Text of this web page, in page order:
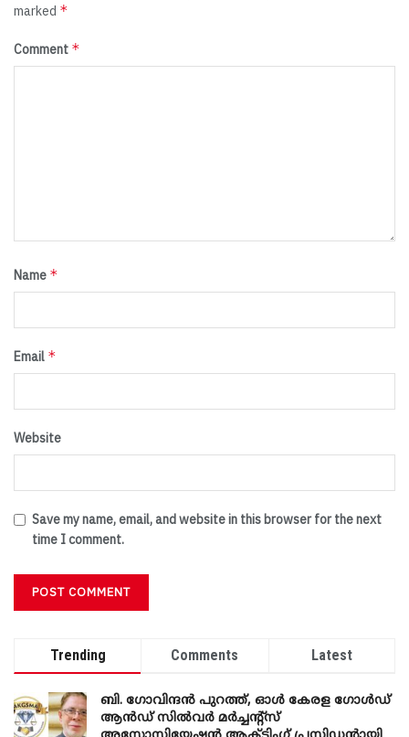
marked *
Comment *
Name *
Email *
Website
Save my name, email, and website in this browser for the next
time I comment.
Trending Comments Latest
ബി. ​ഗോവിന്ദൻ പുറത്ത്, ഓൾ കേരള ഗോൾഡ്
ആൻഡ് സിൽവർ മർച്ചന്റ്സ്